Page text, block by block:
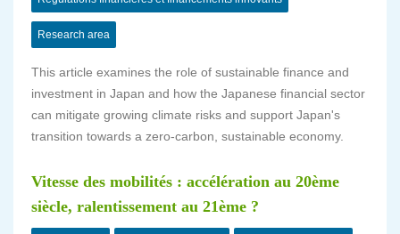
Research area
This article examines the role of sustainable finance and
investment in Japan and how the Japanese financial sector
can mitigate growing climate risks and support Japan's
transition towards a zero-carbon, sustainable economy.
Vitesse des mobilités : accélération au 20ème
siècle, ralentissement au 21ème ?